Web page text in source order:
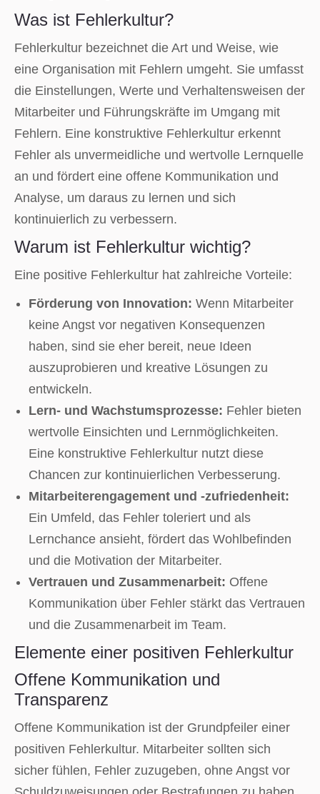
Was ist Fehlerkultur?
Fehlerkultur bezeichnet die Art und Weise, wie
eine Organisation mit Fehlern umgeht. Sie umfasst
die Einstellungen, Werte und Verhaltensweisen der
Mitarbeiter und Führungskräfte im Umgang mit
Fehlern. Eine konstruktive Fehlerkultur erkennt
Fehler als unvermeidliche und wertvolle Lernquelle
an und fördert eine offene Kommunikation und
Analyse, um daraus zu lernen und sich
kontinuierlich zu verbessern.
Warum ist Fehlerkultur wichtig?
Eine positive Fehlerkultur hat zahlreiche Vorteile:
Förderung von Innovation: Wenn Mitarbeiter
keine Angst vor negativen Konsequenzen
haben, sind sie eher bereit, neue Ideen
auszuprobieren und kreative Lösungen zu
entwickeln.
Lern- und Wachstumsprozesse: Fehler bieten
wertvolle Einsichten und Lernmöglichkeiten.
Eine konstruktive Fehlerkultur nutzt diese
Chancen zur kontinuierlichen Verbesserung.
Mitarbeiterengagement und -zufriedenheit:
Ein Umfeld, das Fehler toleriert und als
Lernchance ansieht, fördert das Wohlbefinden
und die Motivation der Mitarbeiter.
Vertrauen und Zusammenarbeit: Offene
Kommunikation über Fehler stärkt das Vertrauen
und die Zusammenarbeit im Team.
Elemente einer positiven Fehlerkultur
Offene Kommunikation und
Transparenz
Offene Kommunikation ist der Grundpfeiler einer
positiven Fehlerkultur. Mitarbeiter sollten sich
sicher fühlen, Fehler zuzugeben, ohne Angst vor